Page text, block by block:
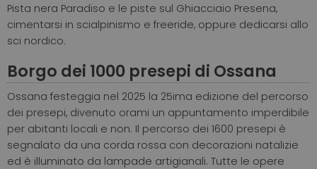
Pista nera Paradiso e le piste sul Ghiacciaio Presena,
cimentarsi in scialpinismo e freeride, oppure dedicarsi allo
sci nordico.
Borgo dei 1000 presepi di Ossana
Ossana festeggia nel 2025 la 25ima edizione del percorso
dei presepi, divenuto orami un appuntamento imperdibile
per abitanti locali e non. Il percorso dei 1600 presepi è
segnalato da una corda rossa con decorazioni natalizie
ed è illuminato da lampade artigianali. Tutte le opere